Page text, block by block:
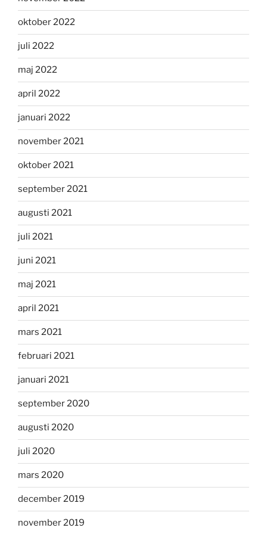
oktober 2022
juli 2022
maj 2022
april 2022
januari 2022
november 2021
oktober 2021
september 2021
augusti 2021
juli 2021
juni 2021
maj 2021
april 2021
mars 2021
februari 2021
januari 2021
september 2020
augusti 2020
juli 2020
mars 2020
december 2019
november 2019